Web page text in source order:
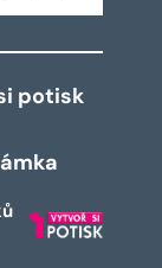
potisk